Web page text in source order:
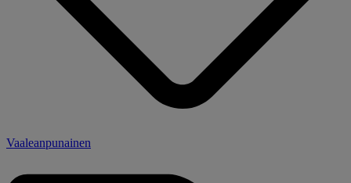
Vaaleanpunainen